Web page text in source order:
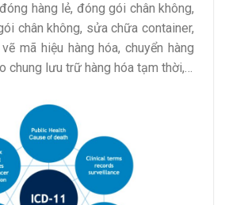
hàng lẻ, đóng gói chân không,
chân không, sửa chữa container,
mã hiệu hàng hóa, chuyển hàng
chung lưu trữ hàng hóa tạm thời,…